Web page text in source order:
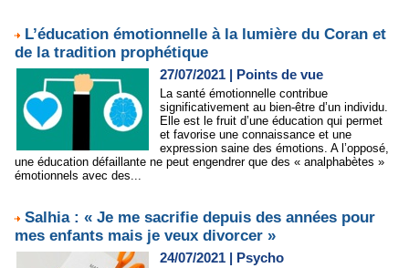
L’éducation émotionnelle à la lumière du Coran et
de la tradition prophétique
27/07/2021 | Points de vue
La santé émotionnelle contribue
significativement au bien-être d’un individu.
Elle est le fruit d’une éducation qui permet
et favorise une connaissance et une
expression saine des émotions. A l’opposé,
une éducation défaillante ne peut engendrer que des « analphabètes »
émotionnels avec des...
Salhia : « Je me sacrifie depuis des années pour
mes enfants mais je veux divorcer »
24/07/2021 | Psycho